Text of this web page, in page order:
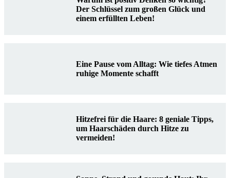
Der Schlüssel zum großen Glück und
einem erfüllten Leben!
Eine Pause vom Alltag: Wie tiefes Atmen
ruhige Momente schafft
Hitzefrei für die Haare: 8 geniale Tipps,
um Haarschäden durch Hitze zu
vermeiden!